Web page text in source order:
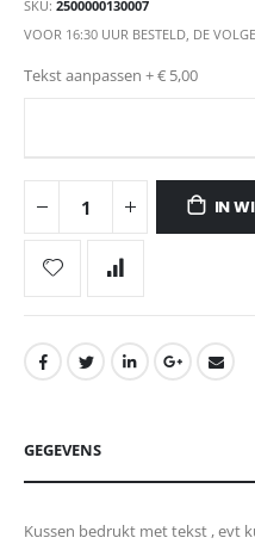
SKU 2500000130007
VOOR 16:30 UUR BESTELD, DE
Tekst aanpassen +€ 5,00
IN
GEGEVENS
Kussen bedrukt met tekst , evt